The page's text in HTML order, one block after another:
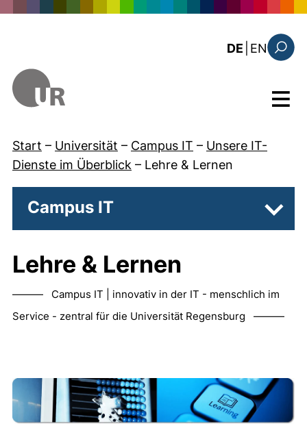
DE EN: this
Menü
Start – Universität – Campus IT – Unsere IT-
Dienste im Überblick – Lehre & Lernen
Campus IT
Lehre & Lernen
——— Campus IT | innovativ in der IT - menschlich im
Service - zentral für die Universität Regensburg ———